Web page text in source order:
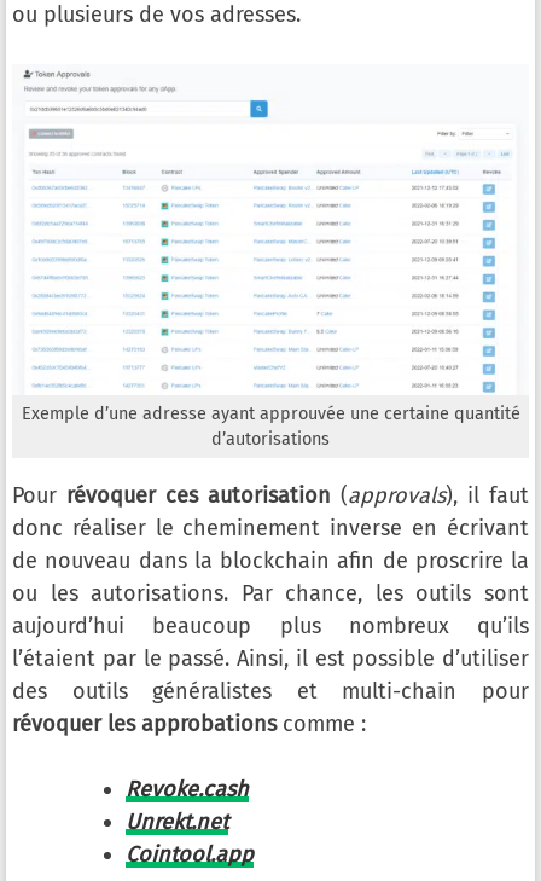
ou plusieurs de vos adresses.
Exemple d’une adresse ayant approuvée une certaine quantité
d’autorisations
Pour révoquer ces autorisation (approvals), il faut
donc réaliser le cheminement inverse en écrivant
de nouveau dans la blockchain afin de proscrire la
ou les autorisations. Par chance, les outils sont
aujourd’hui beaucoup plus nombreux qu’ils
l’étaient par le passé. Ainsi, il est possible d’utiliser
des outils généralistes et multi-chain pour
révoquer les approbationscomme :
Revoke.cash
Unrekt.net
Cointool.app